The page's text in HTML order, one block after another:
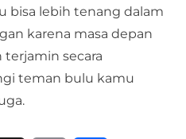
bisa lebih tenang dalam
karena masa depan
secara
teman bulu kamu